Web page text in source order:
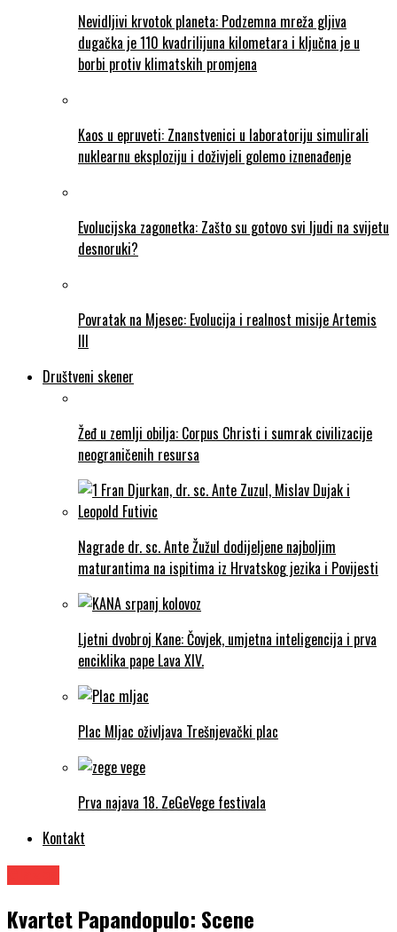
Nevidljivi krvotok planeta: Podzemna mreža gljiva
dugačka je 110 kvadrilijuna kilometara i ključna je u
borbi protiv klimatskih promjena
Kaos u epruveti: Znanstvenici u laboratoriju simulirali
nuklearnu eksploziju i doživjeli golemo iznenađenje
Evolucijska zagonetka: Zašto su gotovo svi ljudi na svijetu
desnoruki?
Povratak na Mjesec: Evolucija i realnost misije Artemis
III
Društveni skener
Žeđ u zemlji obilja: Corpus Christi i sumrak civilizacije
neograničenih resursa
Nagrade dr. sc. Ante Žužul dodijeljene najboljim
maturantima na ispitima iz Hrvatskog jezika i Povijesti
Ljetni dvobroj Kane: Čovjek, umjetna inteligencija i prva
enciklika pape Lava XIV.
Plac Mljac oživljava Trešnjevački plac
Prva najava 18. ZeGeVege festivala
Kontakt
Kvartet Papandopulo: Scene